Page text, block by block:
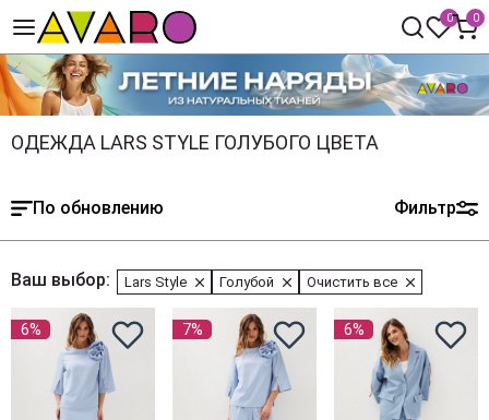
0 0
ОДЕЖДА LARS STYLE ГОЛУБОГО ЦВЕТА
По обновлению Фильтр
Ваш выбор: Lars Style Голубой Очистить все
6% 7% 6%